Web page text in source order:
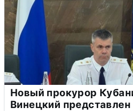
Новый прокурор
Винецкий представлен